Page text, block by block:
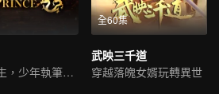
逆轉人生，少年執筆破蒼穹
全60集
武映三千道
穿越落魄女婿玩轉異世